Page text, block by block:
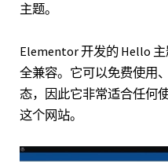
主题。
Elementor 开发的 Hello
全兼容。它可以免费使用
态，因此它非常适合任何
这个网站。